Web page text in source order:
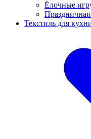
Ёлочные
Праздничная
Текстиль для